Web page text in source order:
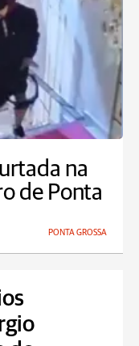
na
de Ponta
PONTA GROSSA